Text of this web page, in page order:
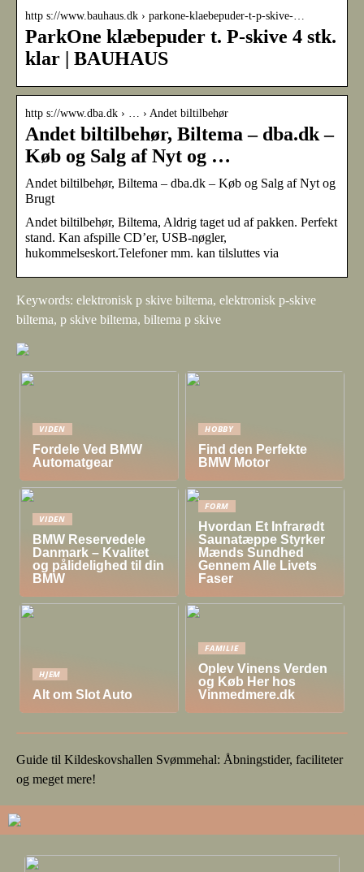
http s://www.bauhaus.dk › parkone-klaebepuder-t-p-skive-…
ParkOne klæbepuder t. P-skive 4 stk.
klar | BAUHAUS
http s://www.dba.dk › … › Andet biltilbehør
Andet biltilbehør, Biltema – dba.dk –
Køb og Salg af Nyt og …
Andet biltilbehør, Biltema – dba.dk – Køb og Salg af Nyt og
Brugt
Andet biltilbehør, Biltema, Aldrig taget ud af pakken. Perfekt
stand. Kan afspille CD’er, USB-nøgler,
hukommelseskort.Telefoner mm. kan tilsluttes via
Keywords: elektronisk p skive biltema, elektronisk p-skive
biltema, p skive biltema, biltema p skive
VIDEN
Fordele Ved BMW
Automatgear
HOBBY
Find den Perfekte
BMW Motor
VIDEN
BMW Reservedele
Danmark – Kvalitet
og pålidelighed til din
BMW
FORM
Hvordan Et Infrarødt
Saunatæppe Styrker
Mænds Sundhed
Gennem Alle Livets
Faser
HJEM
Alt om Slot Auto
FAMILIE
Oplev Vinens Verden
og Køb Her hos
Vinmedmere.dk
Guide til Kildeskovshallen Svømmehal: Åbningstider, faciliteter
og meget mere!